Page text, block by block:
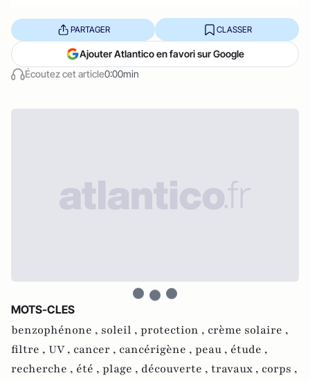
Écoutez cet article0:00min
PARTAGER CLASSER
Ajouter Atlantico en favori sur Google
MOTS-CLES
benzophénone , soleil , protection , crème solaire ,
filtre , UV , cancer , cancérigène , peau , étude ,
recherche , été , plage , découverte , travaux , corps ,